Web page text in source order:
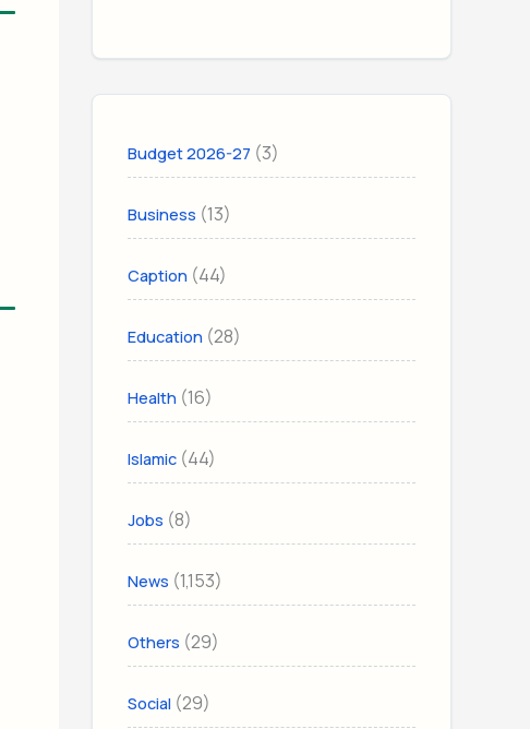
Budget 2026-27 (3)
Business (13)
Caption (44)
Education (28)
Health (16)
Islamic (44)
Jobs (8)
News (1,153)
Others (29)
Social (29)